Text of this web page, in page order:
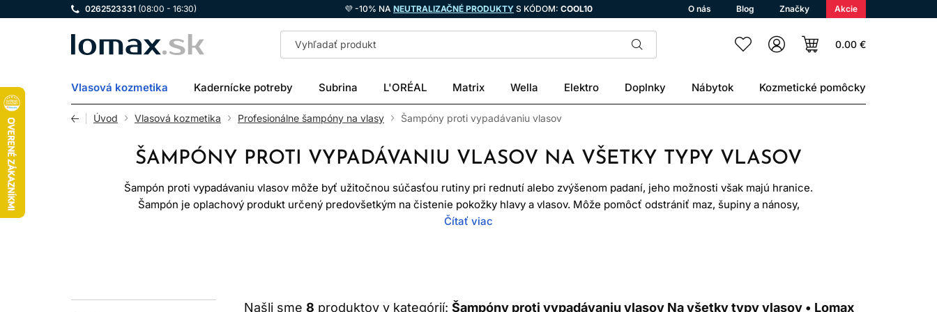
0262523331 (08:00 - 16:30) 💜 -10% NA NEUTRALIZAČNÉ PRODUKTY S KÓDOM: COOL10 O nás Blog Značky Akcie
LOMAX 0.00 €
Vlasová kozmetika Kadernícke potreby Subrina L'ORÉAL Matrix Wella Elektro Doplnky Nábytok Kozmetické pomôcky
Úvod Vlasová kozmetika Profesionálne šampóny na vlasy Šampóny proti vypadávaniu vlasov
ŠAMPÓNY PROTI VYPADÁVANIU VLASOV NA VŠETKY TYPY VLASOV
Šampón proti vypadávaniu vlasov môže byť užitočnou súčasťou rutiny pri rednutí alebo zvýšenom padaní, jeho možnosti však majú hranice.
Šampón je oplachový produkt určený predovšetkým na čistenie pokožky hlavy a vlasov. Môže pomôcť odstrániť maz, šupiny a nánosy,
zlepšiť komfort pokožky a kozmeticky dodať vlasom objem, no väčšinu medicínskych príčin vypadávania sám nevyrieši.
Čítať viac
Našli sme 8 produktov v kategórií: Šampóny proti vypadávaniu vlasov Na všetky typy vlasov • Lomax